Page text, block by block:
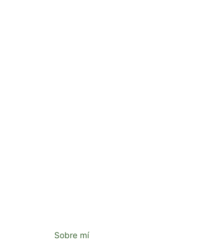
Sobre mí